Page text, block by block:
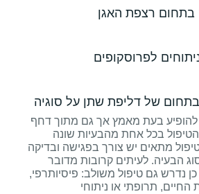
רצפת האגן
לפרוסקופים
של דליפת שתן על סוגיה
להופיע בעת מאמץ אך גם מתוך דחף
הטיפול בכל אחת מהבעיות שונה
מתאים יש צורך בפגישה ובדיקה
הבעיה. לעיתים קרובות מדובר
נדרש גם טיפול משולב: פיסיותרפי,
החיים, תרופתי או ניתוחי